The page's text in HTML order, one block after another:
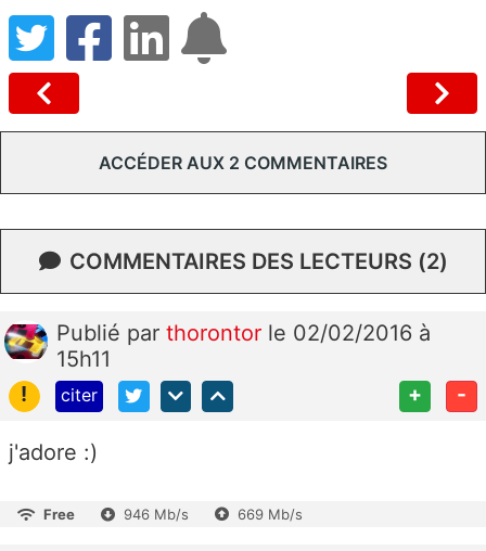
ACCÉDER AUX 2 COMMENTAIRES
COMMENTAIRES DES LECTEURS (2)
Publié par thorontor le 02/02/2016 à
15h11
!
citer + -
j'adore :)
Free 946 Mb/s 669 Mb/s